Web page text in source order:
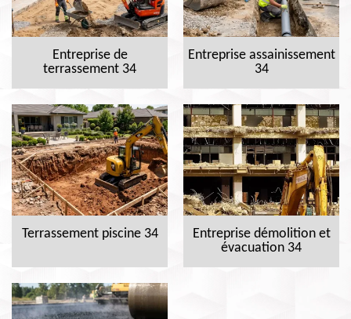
Entreprise de
terrassement 34
Entreprise assainissement
34
Terrassement piscine 34
Entreprise démolition et
évacuation 34